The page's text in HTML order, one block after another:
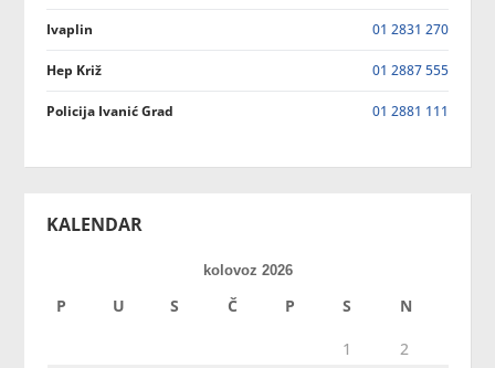
Ivaplin 01 2831 270
Hep Križ 01 2887 555
Policija Ivanić Grad 01 2881 111
KALENDAR
kolovoz 2026
P U S Č P S N
1
2